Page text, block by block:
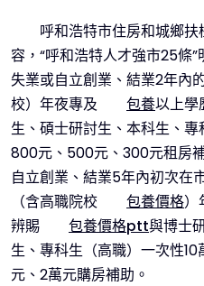
呼和浩特市住房和城鄉扶
容，“呼和浩特人才強市25條
失業或自立創業、結業2年內
校）年夜專及
包養以上學
生、碩士研討生、本科生、專
800元、500元、300元租房
自立創業、結業5年內初次在
（含高職院校
包養價格）
辨賜
包養價格ptt與博士
生、專科生（高職）一次性10
元、2萬元購房補助。